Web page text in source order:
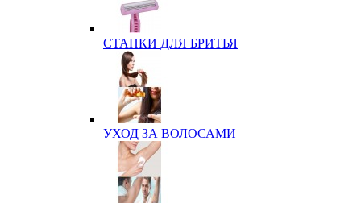
СТАНКИ ДЛЯ БРИТЬЯ
УХОД ЗА ВОЛОСАМИ